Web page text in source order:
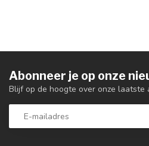
Abonneer je op onze
Blijf op de hoogte over onze laatste